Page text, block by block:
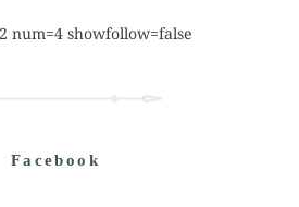
num=4 showfollow=false
Facebook